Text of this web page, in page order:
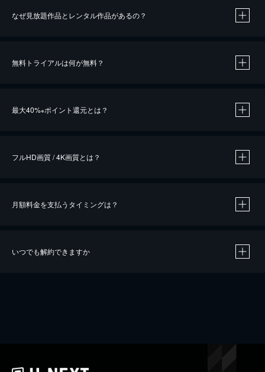
なぜ見放題作品とレンタル作品があるの？
無料トライアルは何が無料？
最大40%※ポイント還元とは？
※40％ポイント還元の対象は、クレジットカード決済による作品の購入 / レンタルです。
iOSアプリのUコイン決済による作品の購入 / レンタルは、20％のポイント還元です。
フルHD画質 / 4K画質とは？
月額料金を支払うタイミングは？
いつでも解約できますか